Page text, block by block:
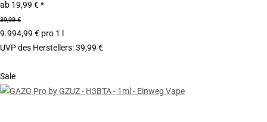
ab 19,99 €*
39,99 €
9.994,99 € pro 1 l
UVP des Herstellers:39,99 €
Sale